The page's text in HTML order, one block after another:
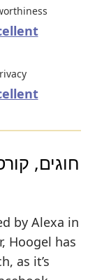
חוגים,
by Alexa in
Hoogel has
as it’s